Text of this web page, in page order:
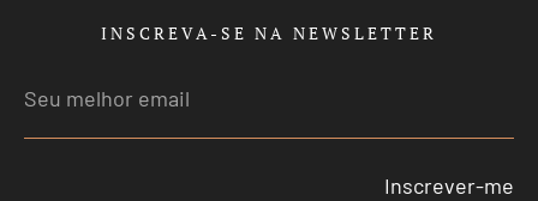
INSCREVA-SE NA NEWSLETTER
Inscrever-me